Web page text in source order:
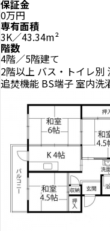
保証金
0万円
専有面積
3K／43.34m²
階数
4階／5階建て
2階以上 バス・トイレ別
追焚機能 BS端子室内洗